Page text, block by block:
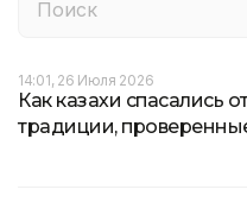
14:01, 26 Июля 2026
Как казахи спасались
традиции,